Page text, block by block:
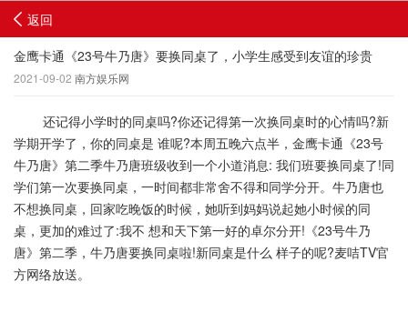
返回
金鹰卡通《23号牛乃唐》要换同桌了，小学生感受到友谊的珍贵
2021-09-02 南方娱乐网
还记得小学时的同桌吗?你还记得第一次换同桌时的心情吗?新
学期开学了，你的同桌是 谁呢?本周五晚六点半，金鹰卡通《23号
牛乃唐》第二季牛乃唐班级收到一个小道消息: 我们班要换同桌了!同
学们第一次要换同桌，一时间都非常舍不得和同学分开。牛乃唐也
不想换同桌，回家吃晚饭的时候，她听到妈妈说起她小时候的同
桌，更加的难过了:我不 想和天下第一好的卓尔分开!《23号牛乃
唐》第二季，牛乃唐要换同桌啦!新同桌是什么 样子的呢?⻨咭TV官
方网络放送。